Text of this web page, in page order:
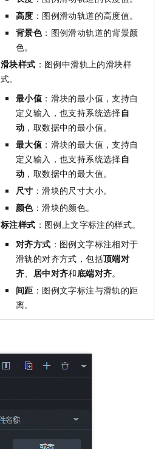
高度 ：图例滑动轨道的高度值。
背景色：图例滑动轨道的背景颜
色。
滑块样式 ：图例中滑轨上的滑块样
式。
最小值 ：滑块的最小值，支持自
定义输入，也支持系统选择自
动 ，取数据中的最小值。
最大值 ：滑块的最大值，支持自
定义输入，也支持系统选择自
动 ，取数据中的最大值。
尺寸 ：滑块的尺寸大小。
颜色：滑块的颜色。
标注样式 ：图例上文字标注的样式。
对齐方式 ：图例文字标注相对于
滑轨的对齐方式，包括顶端对
齐、 居中对齐和底端对齐。
间距 ：图例文字标注与滑轨的距
离。